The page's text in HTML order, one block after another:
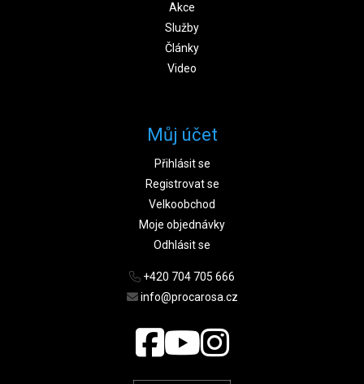
Akce
Služby
Články
Video
Můj účet
Přihlásit se
Registrovat se
Velkoobchod
Moje objednávky
Odhlásit se
+420 704 705 666
info@procarosa.cz